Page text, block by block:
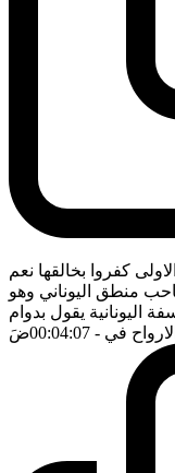
كفروا بخالقها نعم
منطق اليوناني وهو
اليونانية يقول بدوام
في - 00:04:07 ضَ